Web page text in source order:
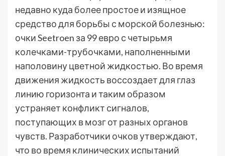
недавно куда более простое и изящное
средство для борьбы с морской болезнью:
очки Seetroen за 99 евро с четырьмя
колечками-трубочками, наполненными
наполовину цветной жидкостью. Во время
движения жидкость воссоздает для глаз
линию горизонта и таким образом
устраняет конфликт сигналов,
поступающих в мозг от разных органов
чувств. Разработчики очков утверждают,
что во время клинических испытаний